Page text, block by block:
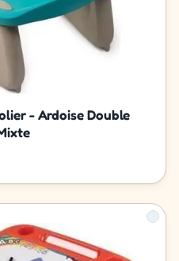
- Ardoise Double